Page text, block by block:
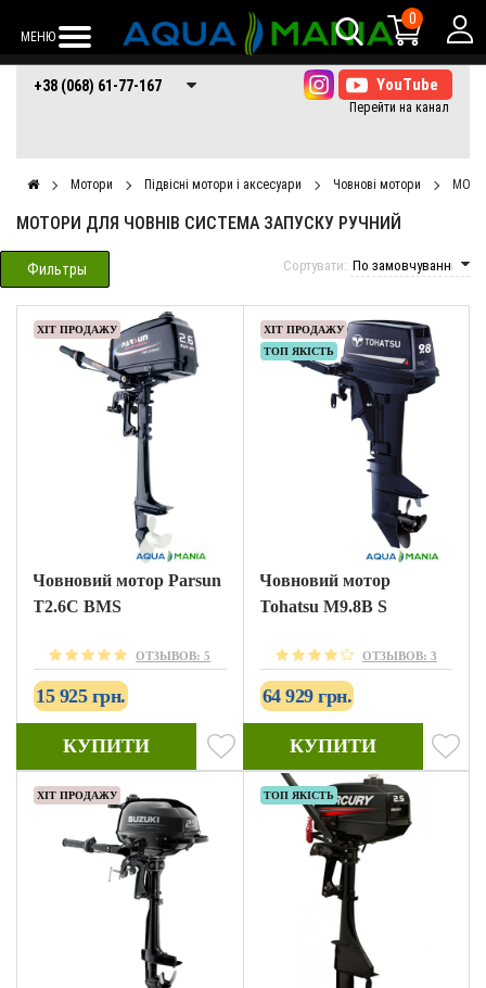
МЕНЮ
0
+38 (068) 61-77-
167
+38 (066) 61-77-+38 (073) 61-77-
167
+38 (068) 61-77-167
Мотори Підвісні мотори і аксесуари Човнові мотори
МОТОРИ ДЛЯ ЧОВНІВ СИСТЕМА ЗАПУСКУ РУЧНИЙ
Сортувати:
Фильтры
ХІТ ПРОДАЖУ
Човновий мотор Parsun
T2.6С BMS
ОТЗЫВОВ: 5
15 925 грн.
КУПИТИ
ХІТ ПРОДАЖУ
ТОП ЯКІСТЬ
Човновий мотор
Tohatsu M9.8B S
ОТЗЫВОВ: 3
64 929 грн.
КУПИТИ
ХІТ ПРОДАЖУ ТОП ЯКІСТЬ